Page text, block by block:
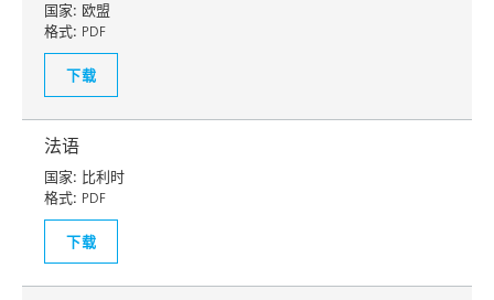
国家: 欧盟
格式: PDF
下载
法语
国家: 比利时
格式: PDF
下载